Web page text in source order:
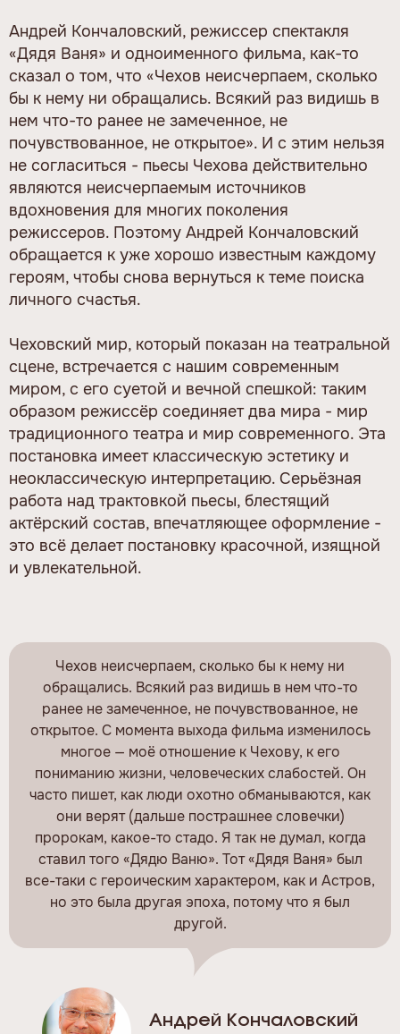
Андрей Кончаловский, режиссер спектакля
«Дядя Ваня» и одноименного фильма, как-то
сказал о том, что «Чехов неисчерпаем, сколько
бы к нему ни обращались. Всякий раз видишь в
нем что-то ранее не замеченное, не
почувствованное, не открытое». И с этим нельзя
не согласиться - пьесы Чехова действительно
являются неисчерпаемым источников
вдохновения для многих поколения
режиссеров. Поэтому Андрей Кончаловский
обращается к уже хорошо известным каждому
героям, чтобы снова вернуться к теме поиска
личного счастья.
Чеховский мир, который показан на театральной
сцене, встречается с нашим современным
миром, с его суетой и вечной спешкой: таким
образом режиссёр соединяет два мира - мир
традиционного театра и мир современного. Эта
постановка имеет классическую эстетику и
неоклассическую интерпретацию. Серьёзная
работа над трактовкой пьесы, блестящий
актёрский состав, впечатляющее оформление -
это всё делает постановку красочной, изящной
и увлекательной.
Андрей Кончаловский
Чехов неисчерпаем, сколько бы к нему ни
обращались. Всякий раз видишь в нем что-то
ранее не замеченное, не почувствованное, не
открытое. С момента выхода фильма изменилось
многое — моё отношение к Чехову, к его
пониманию жизни, человеческих слабостей. Он
часто пишет, как люди охотно обманываются, как
они верят (дальше пострашнее словечки)
пророкам, какое-то стадо. Я так не думал, когда
ставил того «Дядю Ваню». Тот «Дядя Ваня» был
все-таки с героическим характером, как и Астров,
но это была другая эпоха, потому что я был
другой.